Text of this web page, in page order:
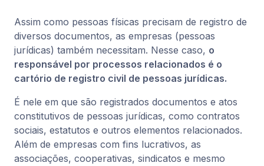
Assim como pessoas físicas precisam de registro de
diversos documentos, as empresas (pessoas
jurídicas) também necessitam. Nesse caso, o
responsável por processos relacionados é o
cartório de registro civil de pessoas jurídicas.
É nele em que são registrados documentos e atos
constitutivos de pessoas jurídicas, como contratos
sociais, estatutos e outros elementos relacionados.
Além de empresas com fins lucrativos, as
associações, cooperativas, sindicatos e mesmo